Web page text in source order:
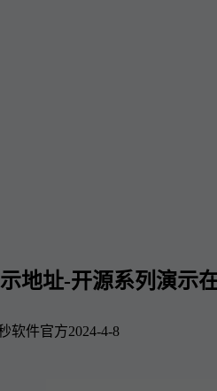
地址-开源系列演示
软件官方2024-4-8